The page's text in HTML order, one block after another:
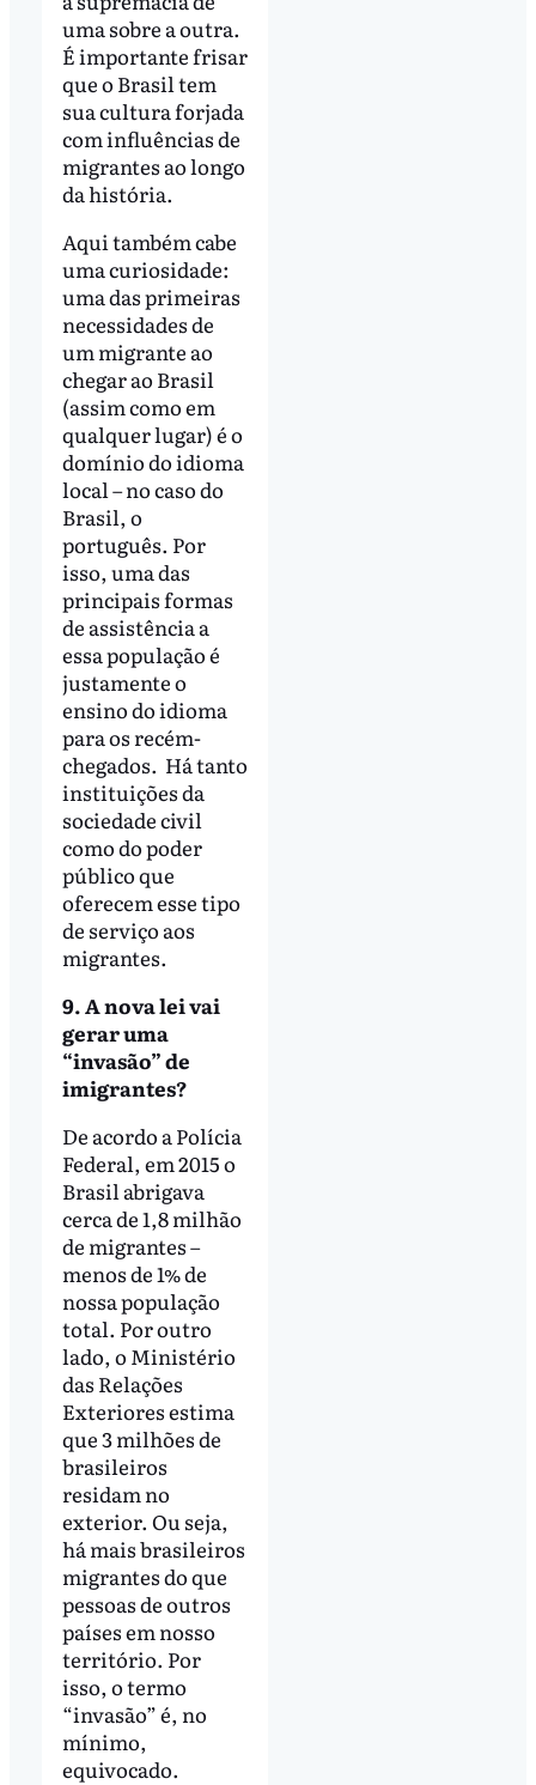
uma sobre a outra.
É importante frisar
que o Brasil tem
sua cultura forjada
com influências de
migrantes ao longo
da história.
Aqui também cabe
uma curiosidade:
uma das primeiras
necessidades de
um migrante ao
chegar ao Brasil
(assim como em
qualquer lugar) é o
domínio do idioma
local – no caso do
Brasil, o
português. Por
isso, uma das
principais formas
de assistência a
essa população é
justamente o
ensino do idioma
para os recém-
chegados. Há tanto
instituições da
sociedade civil
como do poder
público que
oferecem esse tipo
de serviço aos
migrantes.
9. A nova lei vai
gerar uma
“invasão” de
imigrantes?
De acordo a Polícia
Federal, em 2015 o
Brasil abrigava
cerca de 1,8 milhão
de migrantes –
menos de 1% de
nossa população
total. Por outro
lado, o Ministério
das Relações
Exteriores estima
que 3 milhões de
brasileiros
residam no
exterior. Ou seja,
há mais brasileiros
migrantes do que
pessoas de outros
países em nosso
território. Por
isso, o termo
“invasão” é, no
mínimo,
equivocado.